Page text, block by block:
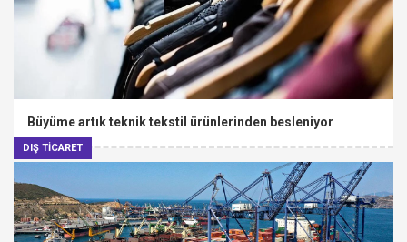
DIŞ TİCARET
Büyüme artık teknik tekstil ürünlerinden besleniyor